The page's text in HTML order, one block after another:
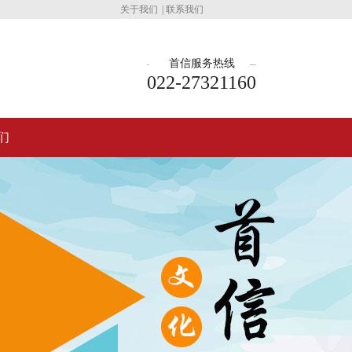
关于我们 联系我们
首信服务热线
022-27321160